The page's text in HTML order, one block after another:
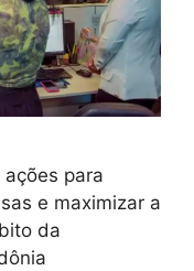
para
e maximizar a
da